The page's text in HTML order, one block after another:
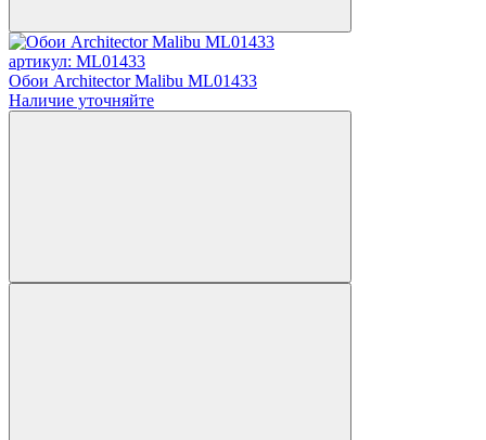
артикул: ML01433
Обои Architector Malibu ML01433
Наличие уточняйте